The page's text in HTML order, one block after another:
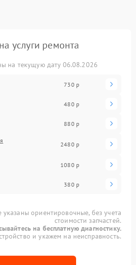
услуги ремонта
на текущую дату 06.08.2026
730 р
480 р
880 р
2480 р
1080 р
380 р
указаны ориентировочные, без учета
стоимости запчастей.
на бесплатную диагностику.
и укажем на неисправность.